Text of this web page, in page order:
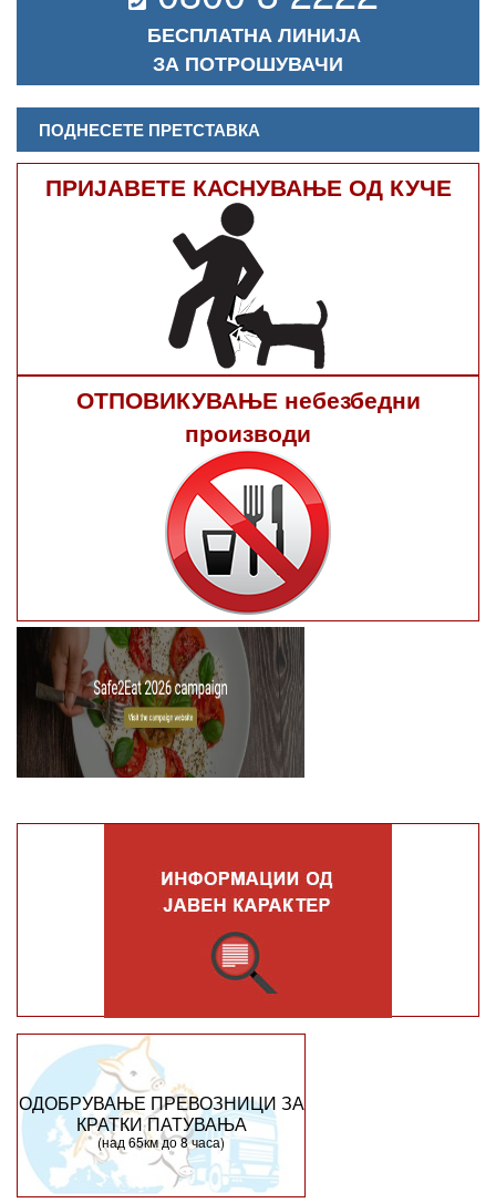
БЕСПЛАТНА ЛИНИЈА
ЗА ПОТРОШУВАЧИ
ПОДНЕСЕТЕ ПРЕТСТАВКА
ПРИЈАВЕТЕ КАСНУВАЊЕ ОД КУЧЕ
ОТПОВИКУВАЊЕ небезбедни
производи
ОДОБРУВАЊЕ ПРЕВОЗНИЦИ ЗА
КРАТКИ ПАТУВАЊА
(над 65км до 8 часа)